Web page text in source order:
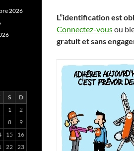
L”identification est
Connectez-vousou
gratuit et sans
2026
S
D
1
2
8
9
15
16
22 23